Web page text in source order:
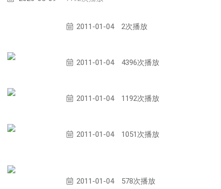
2011-01-04 2次播放
2011-01-04 4396次播放
2011-01-04 1192次播放
2011-01-04 1051次播放
2011-01-04 578次播放